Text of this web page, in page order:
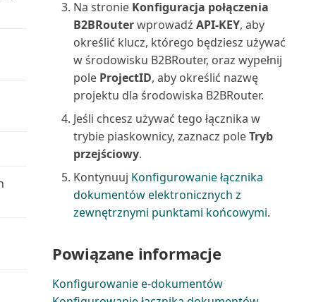
Śledzenie wierszy zamówienia
do powiązanych dok...
Wysyłanie dokumentów i
wiadomości e-mail
Wyszukiwanie określonych
danych
Wyszukiwanie stron i informacji
za pomocą funkc...
Wyświetlanie raportu testowego
przed zaksięgowa...
informacji w Centrach ról
Zapisywanie i personalizowanie
podatkowe (raport)
Oferta serwisowa (raport
dokumentu)
Oferta umowy serwisowej
(raport dokumentu)
Oferta umowy serwisowej:
Oferty umów do podpisania
(raport)
Opłaty za zapasy: specyfikacja
Na stronie Konfiguracja połączenia
B2BRouterwprowadź API-KEY, aby
określić klucz, którego będziesz używać
w środowisku B2BRouter, oraz wypełnij
pole ProjectID, aby określić nazwę
projektu dla środowiska B2BRouter.
Jeśli chcesz używać tego łącznika w
trybie piaskownicy, zaznacz poleTryb
przejściowy.
Kontynuuj Konfigurowanie łącznika
dokumentów elektronicznych z
zewnętrznymi punktami końcowymi.
Powiązane informacje
Konfigurowanie e-dokumentów